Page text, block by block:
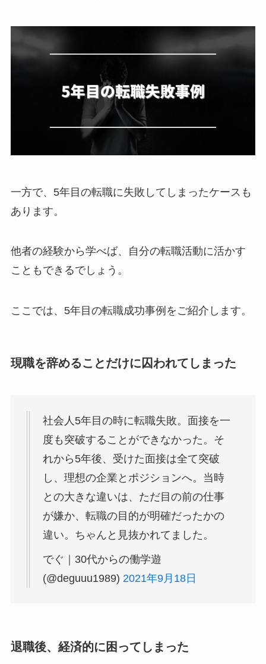
一方で、5年目の転職に失敗してしまったケースも
あります。
他者の経験から学べば、自分の転職活動に活かす
こともできるでしょう。
ここでは、5年目の転職成功事例をご紹介します。
現職を辞めることだけに囚われてしまった
社会人5年目の時に転職失敗。面接を一
度も突破することができなかった。そ
れから5年後、受けた面接は全て突破
し、理想の企業とポジションへ。当時
との大きな違いは、ただ目の前の仕事
が嫌か、転職の目的が明確だったかの
違い。ちゃんと見抜かれてました。
でぐ｜30代からの働学遊
(@deguuu1989) 2021年9月18日
退職後、経済的に困ってしまった